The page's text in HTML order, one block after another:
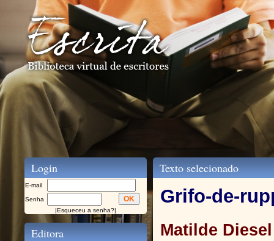
Login
E-mail
Senha
|Esqueceu a senha?|
Editora
Texto selecionado
Grifo-de-
Matilde